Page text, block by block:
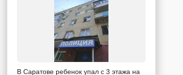
В Саратове ребенок упал с 3 этажа на